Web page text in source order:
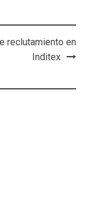
reclutamiento en
Inditex